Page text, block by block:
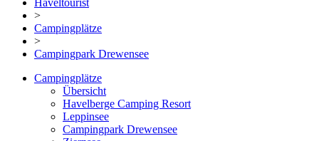
>
Campingplätze
>
Campingpark Drewensee
Campingplätze
Übersicht
Havelberge Camping Resort
Leppinsee
Campingpark Drewensee